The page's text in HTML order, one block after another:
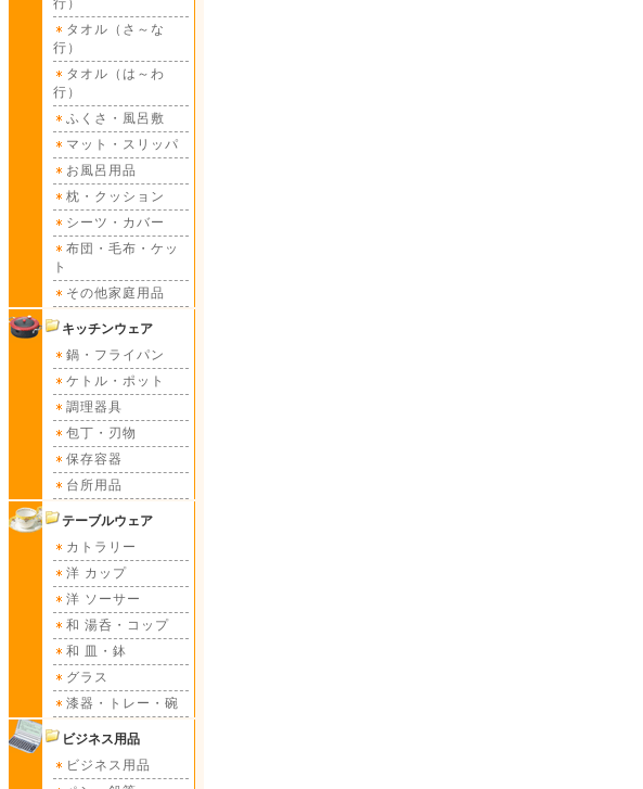
行）
タオル（さ～な
行）
タオル（は～わ
行）
ふくさ・風呂敷
マット・スリッパ
お風呂用品
枕・クッション
シーツ・カバー
布団・毛布・ケッ
ト
その他家庭用品
キッチンウェア
鍋・フライパン
ケトル・ポット
調理器具
包丁・刃物
保存容器
台所用品
テーブルウェア
カトラリー
洋 カップ
洋 ソーサー
和 湯呑・コップ
和 皿・鉢
グラス
漆器・トレー・碗
ビジネス用品
ビジネス用品